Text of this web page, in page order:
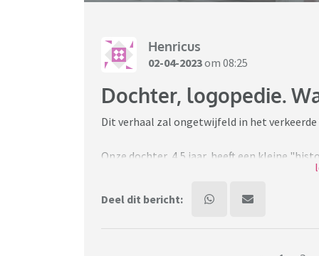
Henricus
02-04-2023om 08:25
Dochter, logopedie.
Dit verhaal zal ongetwijfeld in het
Onze dochter, 4,5 jaar, heeft een kleine
Destijds op de kinderopvang dachten ze
echt normaal is.
Deel dit bericht: